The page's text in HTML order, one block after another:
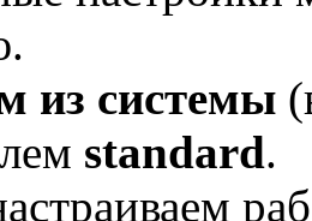
из системы
standard.